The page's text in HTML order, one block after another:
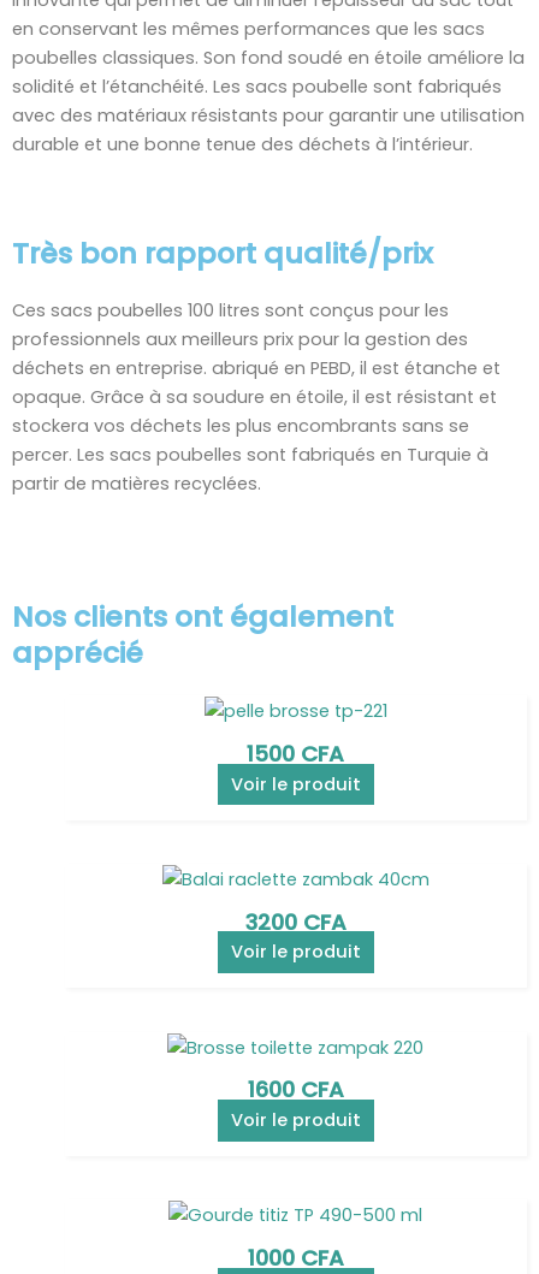
en conservant les mêmes performances que les sacs
poubelles classiques. Son fond soudé en étoile améliore la
solidité et l’étanchéité. Les sacs poubelle sont fabriqués
avec des matériaux résistants pour garantir une utilisation
durable et une bonne tenue des déchets à l’intérieur.
Très bon rapport qualité/prix
Ces sacs poubelles 100 litres sont conçus pour les
professionnels aux meilleurs prix pour la gestion des
déchets en entreprise. abriqué en PEBD, il est étanche et
opaque. Grâce à sa soudure en étoile, il est résistant et
stockera vos déchets les plus encombrants sans se
percer. Les sacs poubelles sont fabriqués en Turquie à
partir de matières recyclées.
Nos clients ont également
apprécié
1500 CFA
Voir le produit
3200 CFA
Voir le produit
1600 CFA
Voir le produit
1000 CFA